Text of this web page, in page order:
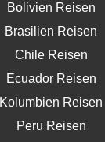
Bolivien Reisen
Brasilien Reisen
Chile Reisen
Ecuador Reisen
Kolumbien Reisen
Peru Reisen